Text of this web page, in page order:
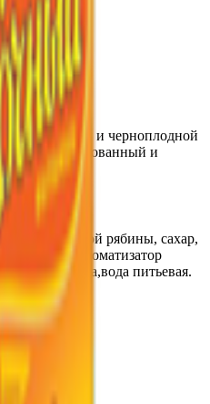
малины и черноплодной
пастеризованный и
черноплодной рябины, сахар,
кислота, ароматизатор
кислота,вода питьевая.
Калории